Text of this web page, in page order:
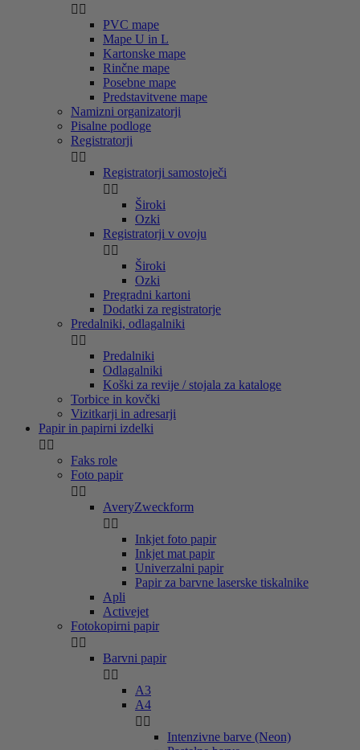
 
PVC mape
Mape U in L
Kartonske mape
Rinčne mape
Posebne mape
Predstavitvene mape
Namizni organizatorji
Pisalne podloge
Registratorji
 
Registratorji samostoječi
 
Široki
Ozki
Registratorji v ovoju
 
Široki
Ozki
Pregradni kartoni
Dodatki za registratorje
Predalniki, odlagalniki
 
Predalniki
Odlagalniki
Koški za revije / stojala za kataloge
Torbice in kovčki
Vizitkarji in adresarji
Papir in papirni izdelki
 
Faks role
Foto papir
 
AveryZweckform
 
Inkjet foto papir
Inkjet mat papir
Univerzalni papir
Papir za barvne laserske tiskalnike
Apli
Activejet
Fotokopirni papir
 
Barvni papir
 
A3
A4
 
Intenzivne barve (Neon)